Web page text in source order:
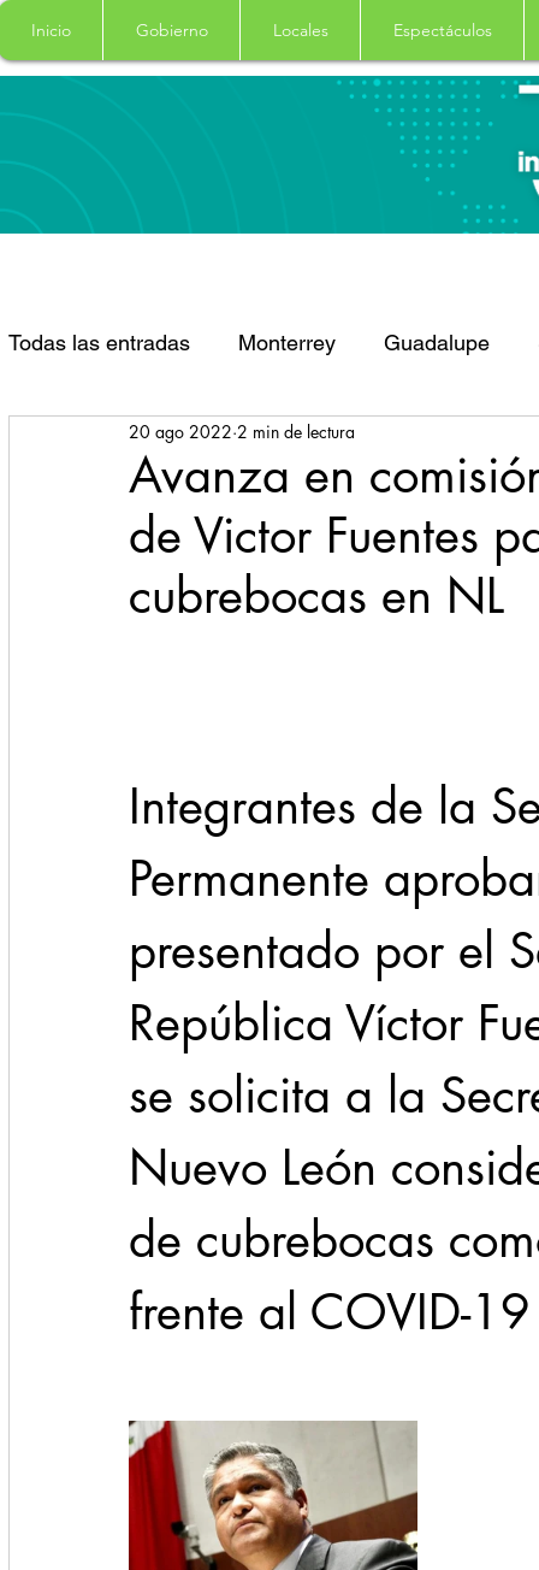
Inicio Gobierno Locales Espectáculos
Todas las entradas Monterrey Guadalupe
Santa Catarina San Pedro Garza Garcia
Espectaculos Clima Principal Salud
Avanza en
de Victor Fuentes
cubrebocas en NL
20 ago 2022 2 min de lectura
Integrantes de la
Permanente
presentado por el
República Víctor
se solicita a la
Nuevo León
de cubrebocas
frente al COVID-